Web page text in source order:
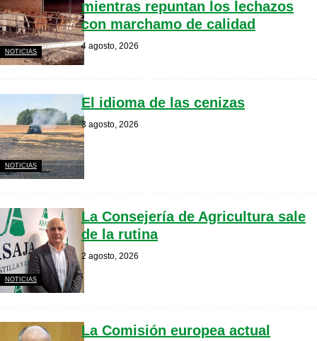
NOTICIAS
mientras repuntan los lechazos
con marchamo de calidad
4 agosto, 2026
NOTICIAS
El idioma de las cenizas
3 agosto, 2026
NOTICIAS
La Consejería de Agricultura sale
de la rutina
2 agosto, 2026
La Comisión europea actual